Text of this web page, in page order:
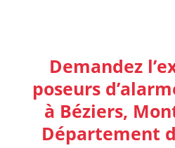
Demandez
poseurs
à Béziers,
Département